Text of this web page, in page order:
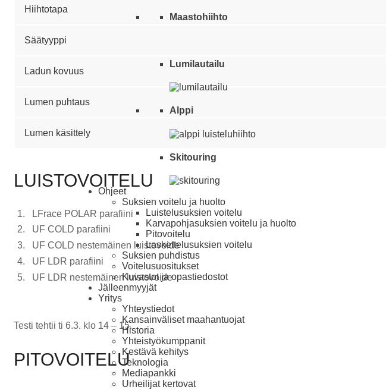
Maastohiihto
Lumilautailu
Alppi
Skitouring
Ohjeet
Suksien voitelu ja huolto
Luistelu­suksien voitelu
Karva­pohja­suksien voitelu ja huolto
Pito­voitelu
Laskettelu­suksien voitelu
Suksien puhdistus
Voitelusuositukset
Kuvastot ja opas­tiedostot
Jälleenmyyjät
Yritys
Yhteystiedot
Kansainväliset maahantuojat
Historia
Yhteistyökumppanit
Kestävä kehitys
Teknologia
Mediapankki
Urheilijat kertovat
Hiihtotapa
Säätyyppi
Ladun kovuus
Lumen puhtaus
Lumen käsittely
LUISTOVOITELU
LFrace POLAR parafiini
UF COLD parafiini
UF COLD nestemäinen luistovoide
UF LDR parafiini
UF LDR nestemäinen luistovoide
Testi tehtii ti 6.3. klo 14 – 15.
PITOVOITELU